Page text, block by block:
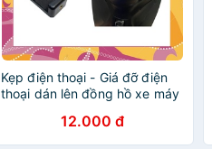
Kẹp điện thoại - Giá đỡ điện
thoại dán lên đồng hồ xe máy
12.000 đ